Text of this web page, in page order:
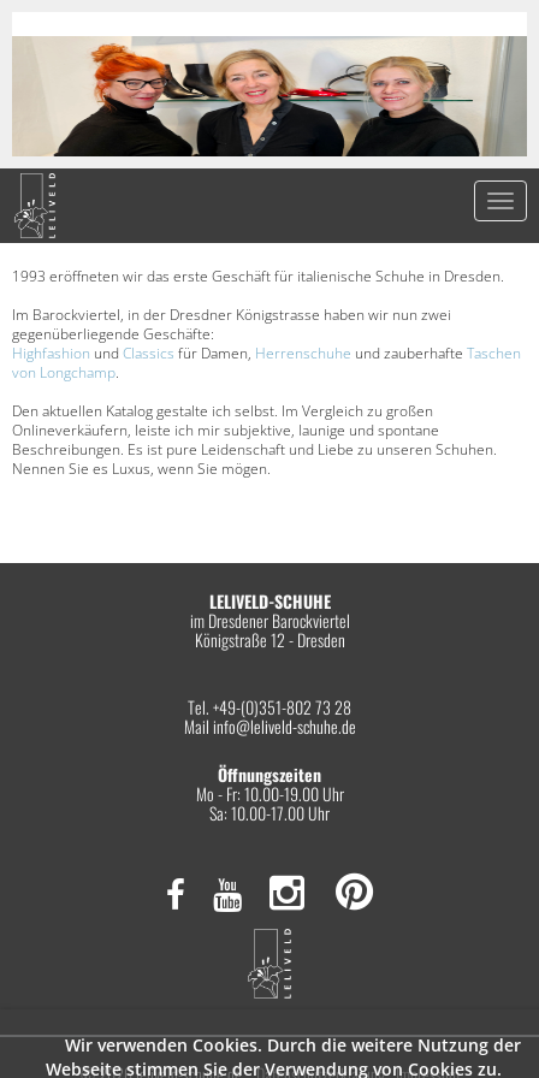
1993 eröffneten wir das erste Geschäft für italienische Schuhe in Dresden.
Im Barockviertel, in der Dresdner Königstrasse haben wir nun zwei
gegenüberliegende Geschäfte:
Highfashion und Classics für Damen, Herrenschuhe und zauberhafte Taschen
von Longchamp.
Den aktuellen Katalog gestalte ich selbst. Im Vergleich zu großen
Onlineverkäufern, leiste ich mir subjektive, launige und spontane
Beschreibungen. Es ist pure Leidenschaft und Liebe zu unseren Schuhen.
Nennen Sie es Luxus, wenn Sie mögen.
Wir verwenden Cookies. Durch die weitere Nutzung der
Webseite stimmen Sie der Verwendung von Cookies zu.
LELIVELD-SCHUHE
im Dresdener Barockviertel
Königstraße 12 - Dresden
Tel. +49-(0)351-802 73 28
Mail info@leliveld-schuhe.de
Öffnungszeiten
Mo - Fr: 10.00-19.00 Uhr
Sa: 10.00-17.00 Uhr